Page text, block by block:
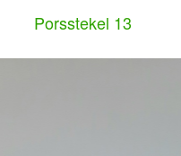
Porsstekel 13